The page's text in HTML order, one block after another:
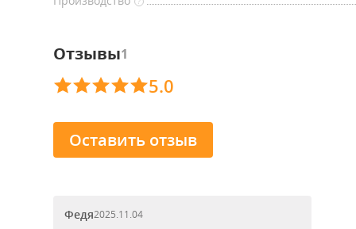
Отзывы1
5.0
Оставить отзыв
Федя2025.11.04